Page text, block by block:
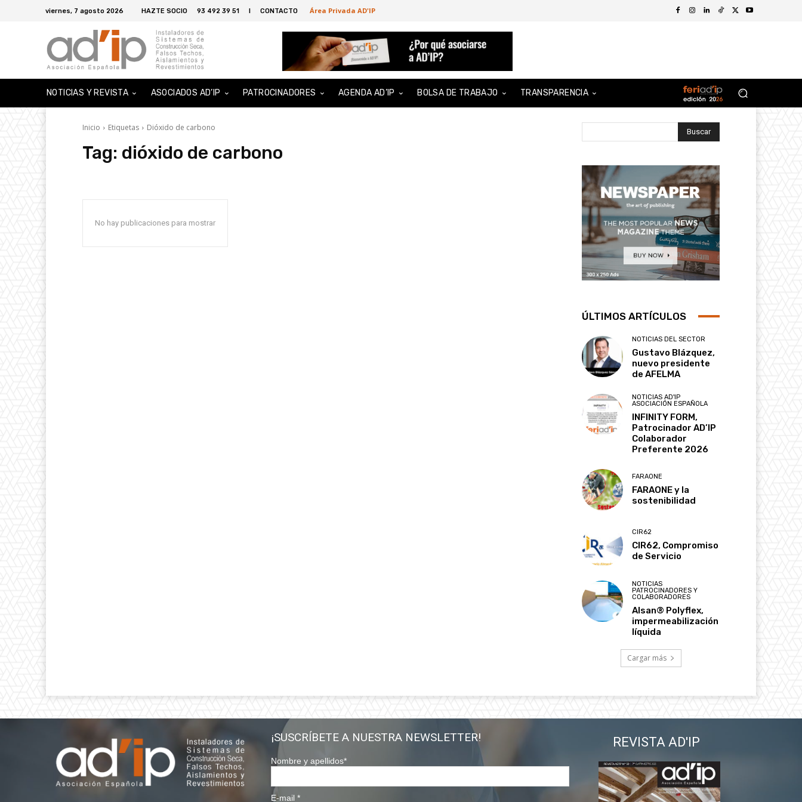
viernes, 7 agosto 2026 HAZTE SOCIO 93 492 39 51 I CONTACTO Área Privada AD'IP
NOTICIAS Y REVISTA ASOCIADOS AD’IP PATROCINADORES AGENDA AD’IP BOLSA DE TRABAJO TRANSPARENCIA
Inicio Etiquetas Dióxido de carbono
Tag: dióxido de carbono
No hay publicaciones para mostrar
Buscar
ÚLTIMOS ARTÍCULOS
NOTICIAS DEL SECTOR
Gustavo Blázquez,
nuevo presidente
de AFELMA
NOTICIAS AD'IP
ASOCIACIÓN ESPAÑOLA
INFINITY FORM,
Patrocinador AD’IP
Colaborador
Preferente 2026
FARAONE
FARAONE y la
sostenibilidad
CIR62
CIR62, Compromiso
de Servicio
NOTICIAS
PATROCINADORES Y
COLABORADORES
Alsan® Polyflex,
impermeabilización
líquida
Cargar más
¡SUSCRÍBETE A NUESTRA NEWSLETTER!
Nombre y apellidos*
E-mail*
REVISTA AD'IP